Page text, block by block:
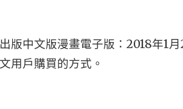
版中文版漫畫電子版：2018年1
用戶購買的方式。